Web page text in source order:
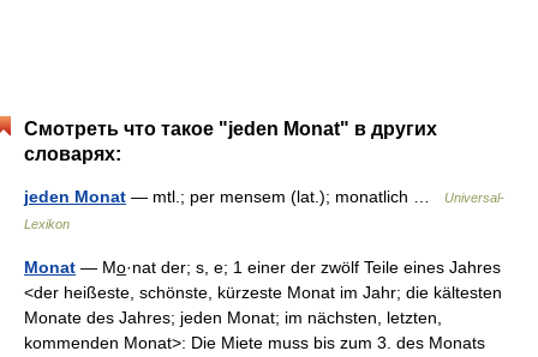
Смотреть что такое "jeden Monat" в других
словарях:
jeden Monat — mtl.; per mensem (lat.); monatlich …
Universal-
Lexikon
Monat — Mo̲·nat der; s, e; 1 einer der zwölf Teile eines Jahres
<der heißeste, schönste, kürzeste Monat im Jahr; die kältesten
Monate des Jahres; jeden Monat; im nächsten, letzten,
kommenden Monat>: Die Miete muss bis zum 3. des Monats